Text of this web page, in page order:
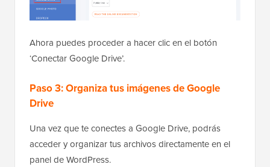
Ahora puedes proceder a hacer clic en el botón
‘Conectar Google Drive’.
Paso 3: Organiza tus imágenes de Google
Drive
Una vez que te conectes a Google Drive, podrás
acceder y organizar tus archivos directamente en el
panel de WordPress.